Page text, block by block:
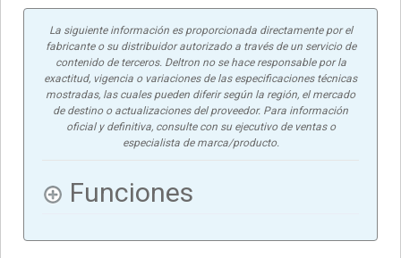
La siguiente información es proporcionada directamente por el
fabricante o su distribuidor autorizado a través de un servicio de
contenido de terceros. Deltron no se hace responsable por la
exactitud, vigencia o variaciones de las especificaciones técnicas
mostradas, las cuales pueden diferir según la región, el mercado
de destino o actualizaciones del proveedor. Para información
oficial y definitiva, consulte con su ejecutivo de ventas o
especialista de marca/producto.
Funciones